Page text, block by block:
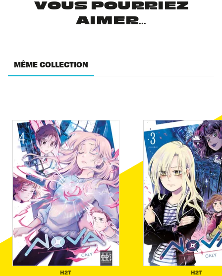
VOUS POURRIEZ
AIMER...
MÊME COLLECTION
H2T H2T